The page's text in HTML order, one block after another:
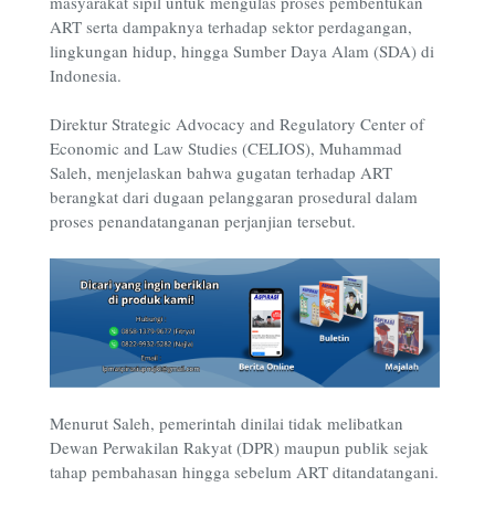
ART serta dampaknya terhadap sektor perdagangan,
lingkungan hidup, hingga Sumber Daya Alam (SDA) di
Indonesia.
Direktur Strategic Advocacy and Regulatory Center of
Economic and Law Studies (CELIOS), Muhammad
Saleh, menjelaskan bahwa gugatan terhadap ART
berangkat dari dugaan pelanggaran prosedural dalam
proses penandatanganan perjanjian tersebut.
Menurut Saleh, pemerintah dinilai tidak melibatkan
Dewan Perwakilan Rakyat (DPR) maupun publik sejak
tahap pembahasan hingga sebelum ART ditandatangani.